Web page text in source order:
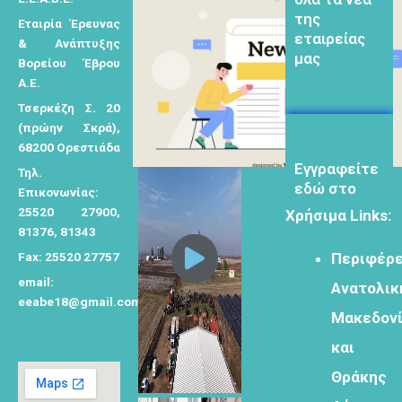
η
σ
ι
α
:
Εταιρία Έρευνας
& Ανάπτυξης
Βορείου Έβρου
Α.Ε.
Τσερκέζη Σ. 20
(πρώην Σκρά),
68200 Ορεστιάδα
Τηλ.
Επικονωνίας:
25520 27900,
81376, 81343
Fax: 25520 27757
email:
eeabe18@gmail.com
εταιρείας
μας
εδώ στο
μητρώο
μελετητών
Φόρμα
εγγραφής για
δημιουργικό
Χρήσιμα Links:
και
Θράκης